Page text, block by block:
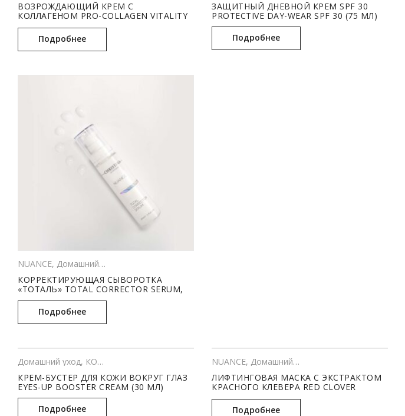
ВОЗРОЖДАЮЩИЙ КРЕМ С
КОЛЛАГЕНОМ PRO-COLLAGEN VITALITY
CREAM (50 МЛ)
Подробнее
ЗАЩИТНЫЙ ДНЕВНОЙ КРЕМ SPF 30
PROTECTIVE DAY-WEAR SPF 30 (75 МЛ)
Подробнее
NUANCE, Домашний уход
КОРРЕКТИРУЮЩАЯ СЫВОРОТКА
«ТОТАЛЬ» TOTAL CORRECTOR SERUM,
рН – 6.0-7.0 (30 МЛ)
Подробнее
Домашний уход, КОСМЕТОЛОГИЯ
КРЕМ-БУСТЕР ДЛЯ КОЖИ ВОКРУГ ГЛАЗ
EYES-UP BOOSTER CREAM (30 МЛ)
Подробнее
NUANCE, Домашний уход
ЛИФТИНГОВАЯ МАСКА С ЭКСТРАКТОМ
КРАСНОГО КЛЕВЕРА RED CLOVER
TIGHTENING MASK (50 МЛ)
Подробнее